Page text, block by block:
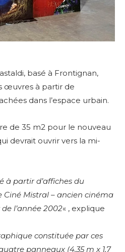
basé à Frontignan,
œuvres à partir de
dans l’espace urbain.
de 35 m2 pour le nouveau
devrait ouvrir vers la mi-
à partir d’affiches du
Ciné Mistral – ancien cinéma
l’année 2002« , explique
constituée par ces
panneaux (4,35 m x 1,7